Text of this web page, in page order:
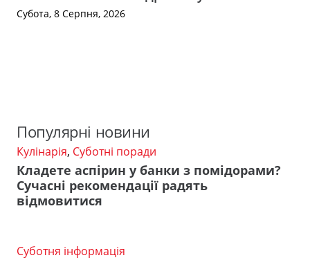
Субота, 8 Серпня, 2026
Популярні новини
Кулінарія, Суботні поради
Кладете аспірин у банки з помідорами?
Сучасні рекомендації радять
відмовитися
Суботня інформація